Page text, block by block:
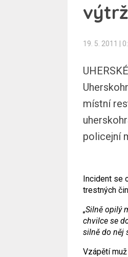
19. 5. 2011 |
místní
policejní
Incident se
trestných
„Silně opilý
chvilce se
silně do něj
Vzápětí